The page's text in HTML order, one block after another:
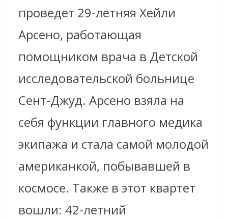
проведет 29-летняя Хейли
Арсено, работающая
помощником врача в Детской
исследовательской больнице
Сент-Джуд. Арсено взяла на
себя функции главного медика
экипажа и стала самой молодой
американкой, побывавшей в
космосе. Также в этот квартет
вошли: 42-летний